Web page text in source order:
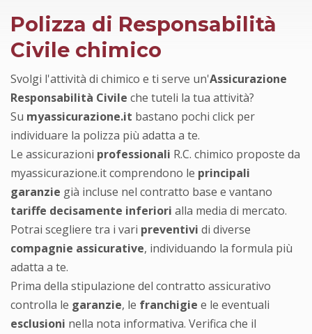
Polizza di Responsabilità
Civile chimico
Svolgi l'attività di chimico e ti serve un'Assicurazione
Responsabilità Civile che tuteli la tua attività?
Su myassicurazione.it bastano pochi click per
individuare la polizza più adatta a te.
Le assicurazioni professionali R.C. chimico proposte da
myassicurazione.it comprendono le principali
garanzie già incluse nel contratto base e vantano
tariffe decisamente inferiori alla media di mercato.
Potrai scegliere tra i vari preventivi di diverse
compagnie assicurative, individuando la formula più
adatta a te.
Prima della stipulazione del contratto assicurativo
controlla le garanzie, le franchigie e le eventuali
esclusioni nella nota informativa. Verifica che il